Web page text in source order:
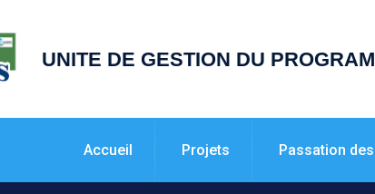
UNITE DE GESTION DU
Accueil Projets Passation